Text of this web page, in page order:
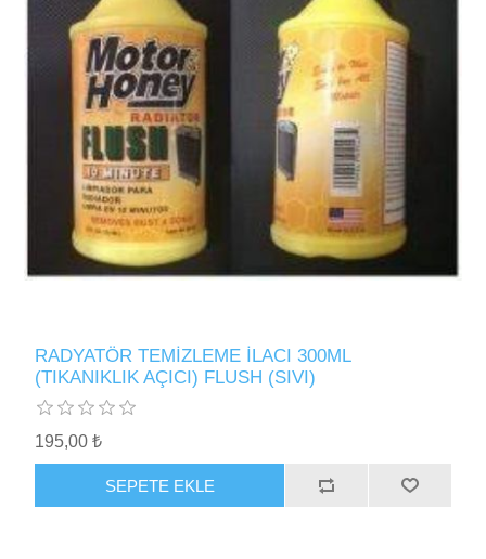
RADYATÖR TEMİZLEME İLACI 300ML
(TIKANIKLIK AÇICI) FLUSH (SIVI)
195,00 ₺
SEPETE EKLE